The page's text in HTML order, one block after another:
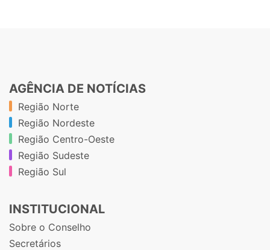
AGÊNCIA DE NOTÍCIAS
Região Norte
Região Nordeste
Região Centro-Oeste
Região Sudeste
Região Sul
INSTITUCIONAL
Sobre o Conselho
Secretários